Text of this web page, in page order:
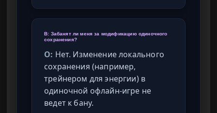
В: Забанят ли меня за модификацию одиночного
сохранения?
О: Нет. Изменение локального
сохранения (например,
трейнером для энергии) в
одиночной офлайн-игре не
ведет к бану.